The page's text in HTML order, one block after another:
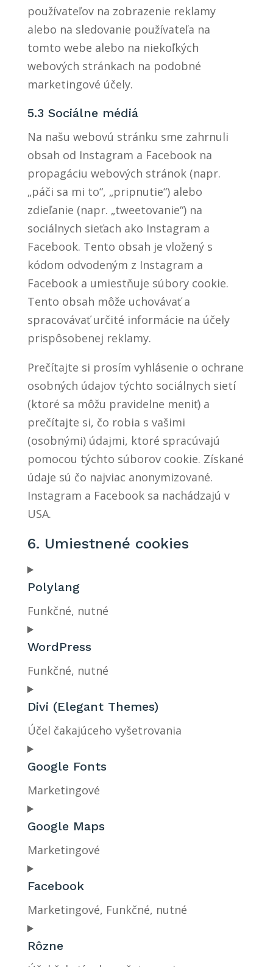
používateľov na zobrazenie reklamy
alebo na sledovanie používateľa na
tomto webe alebo na niekoľkých
webových stránkach na podobné
marketingové účely.
5.3 Sociálne médiá
Na našu webovú stránku sme zahrnuli
obsah od Instagram a Facebook na
propagáciu webových stránok (napr.
„páči sa mi to“, „pripnutie“) alebo
zdieľanie (napr. „tweetovanie“) na
sociálnych sieťach ako Instagram a
Facebook. Tento obsah je vložený s
kódom odvodeným z Instagram a
Facebook a umiestňuje súbory cookie.
Tento obsah môže uchovávať a
spracovávať určité informácie na účely
prispôsobenej reklamy.
Prečítajte si prosím vyhlásenie o ochrane
osobných údajov týchto sociálnych sietí
(ktoré sa môžu pravidelne meniť) a
prečítajte si, čo robia s vašimi
(osobnými) údajmi, ktoré spracúvajú
pomocou týchto súborov cookie. Získané
údaje sú čo najviac anonymizované.
Instagram a Facebook sa nachádzajú v
USA.
6. Umiestnené cookies
Polylang
Funkčné, nutné
Consent
to
service
polylang
WordPress
Funkčné, nutné
Consent
to
service
wordpress
Divi (Elegant Themes)
Účel čakajúceho vyšetrovania
Consent
to
service
divi-
(elegant-
Google Fonts
Marketingové
Consent
to
service
google-
fonts
Google Maps
Marketingové
Consent
to
service
google-
maps
Facebook
Marketingové, Funkčné, nutné
Consent
to
service
Rôzne